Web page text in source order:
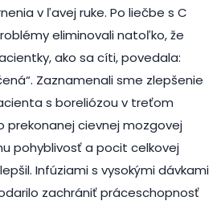
v ľavej ruke. Po liečbe s C
eliminovali natoľko, že
ako sa cíti, povedala:
Zaznamenali sme zlepšenie
s boreliózou v treťom
prekonanej cievnej mozgovej
pohyblivosť a pocit celkovej
Infúziami s vysokými dávkami
zachrániť práceschopnosť